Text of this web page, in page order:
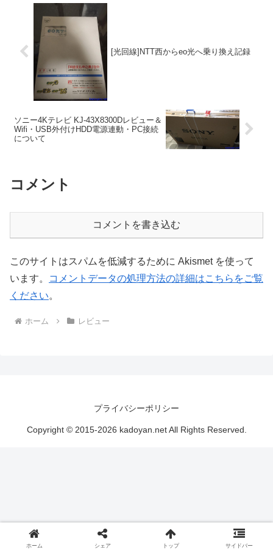
[光回線]NTT西からeo光へ乗り換え記録
ソニー4Kテレビ KJ-43X8300Dレビュー＆
Wifi・USB外付けHDD電源連動・PC接続
について
コメント
コメントを書き込む
このサイトはスパムを低減するために Akismet を使って
います。
コメントデータの処理方法の詳細はこちらをご覧
ください。
ホーム レビュー
プライバシーポリシー
Copyright © 2015-2026 kadoyan.net All Rights Reserved.
ホーム シェア トップ サイドバー